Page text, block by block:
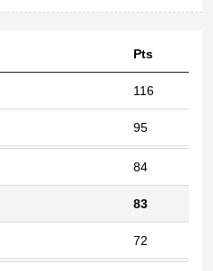
Pts
116
95
84
83
72